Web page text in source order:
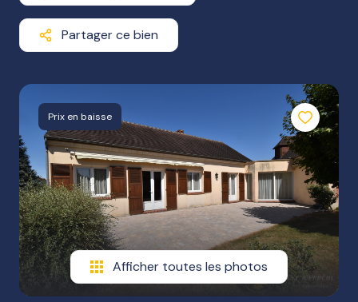
ESTIMATION
E-MAIL
NOTRE
AGENCE
NOS
HONORAIRES
Partager ce bien
Prix en baisse
Afficher toutes les photos